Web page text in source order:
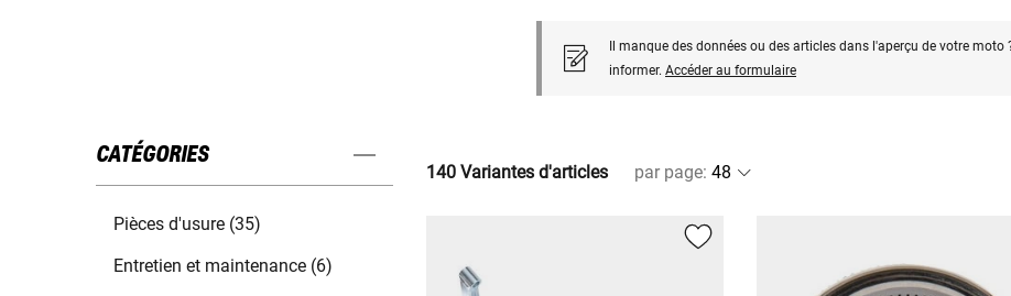
Il manque des données ou des articles dans l'aperçu de votre
informer. Accéder au formulaire
CATÉGORIES
Pièces d'usure (35)
Entretien et maintenance (6)
140 Variantes d'articles par page: